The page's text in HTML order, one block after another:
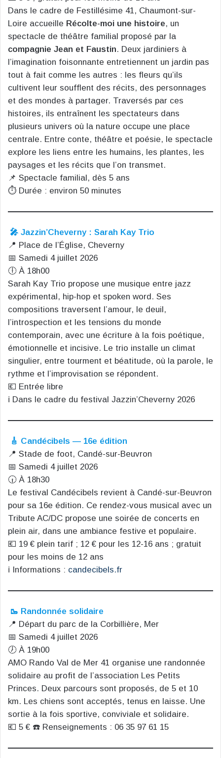
Dans le cadre de Festillésime 41, Chaumont-sur-
Loire accueille Récolte-moi une histoire, un
spectacle de théâtre familial proposé par la
compagnie Jean et Faustin. Deux jardiniers à
l’imagination foisonnante entretiennent un jardin pas
tout à fait comme les autres : les fleurs qu’ils
cultivent leur soufflent des récits, des personnages
et des mondes à partager. Traversés par ces
histoires, ils entraînent les spectateurs dans
plusieurs univers où la nature occupe une place
centrale. Entre conte, théâtre et poésie, le spectacle
explore les liens entre les humains, les plantes, les
paysages et les récits que l’on transmet.
📌 Spectacle familial, dès 5 ans
⏱️ Durée : environ 50 minutes
🎤 Jazzin’Cheverny : Sarah Kay Trio
📍 Place de l’Église, Cheverny
📅 Samedi 4 juillet 2026
🕕 À 18h00
Sarah Kay Trio propose une musique entre jazz
expérimental, hip-hop et spoken word. Ses
compositions traversent l’amour, le deuil,
l’introspection et les tensions du monde
contemporain, avec une écriture à la fois poétique,
émotionnelle et incisive. Le trio installe un climat
singulier, entre tourment et béatitude, où la parole, le
rythme et l’improvisation se répondent.
💶 Entrée libre
ℹ️ Dans le cadre du festival Jazzin’Cheverny 2026
🎸 Candécibels — 16e édition
📍 Stade de foot, Candé-sur-Beuvron
📅 Samedi 4 juillet 2026
🕡 À 18h30
Le festival Candécibels revient à Candé-sur-Beuvron
pour sa 16e édition. Ce rendez-vous musical avec un
Tribute AC/DC propose une soirée de concerts en
plein air, dans une ambiance festive et populaire.
💶 19 € plein tarif ; 12 € pour les 12-16 ans ; gratuit
pour les moins de 12 ans
ℹ️ Informations : candecibels.fr
🥾 Randonnée solidaire
📍 Départ du parc de la Corbillière, Mer
📅 Samedi 4 juillet 2026
🕖 À 19h00
AMO Rando Val de Mer 41 organise une randonnée
solidaire au profit de l’association Les Petits
Princes. Deux parcours sont proposés, de 5 et 10
km. Les chiens sont acceptés, tenus en laisse. Une
sortie à la fois sportive, conviviale et solidaire.
💶 5 € ☎️ Renseignements : 06 35 97 61 15